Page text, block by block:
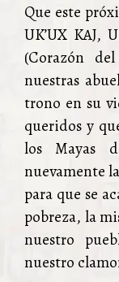
Que este
UK’UX KAJ,
(Corazón
nuestras
trono en su
queridos y
los Mayas
nuevamente
para que se
pobreza, la
nuestro
nuestro